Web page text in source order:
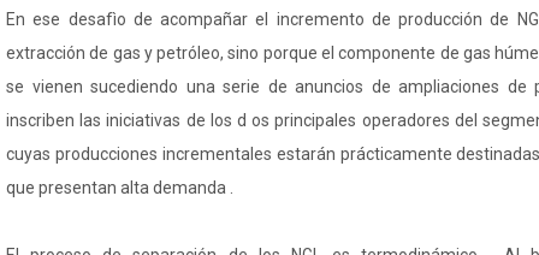
En ese desafìo de acompañar el incremento de producción de
extracción de gas y petróleo, sino porque el componente de gas
se vienen sucediendo una serie de anuncios de ampliaciones de
inscriben las iniciativas de los d os principales operadores del
cuyas producciones incrementales estarán prácticamente
que presentan alta demanda .